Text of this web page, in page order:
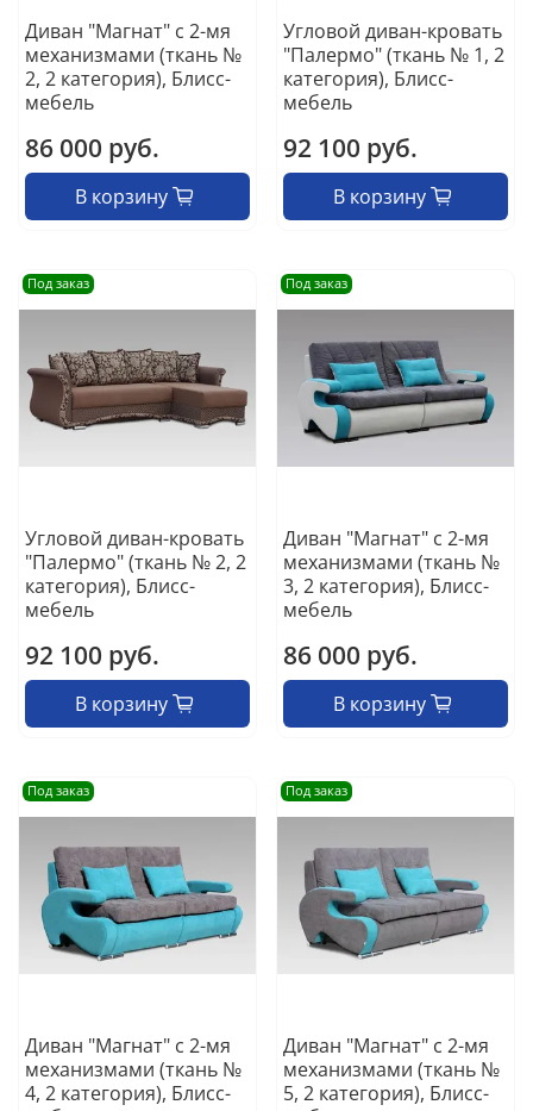
Диван "Магнат" с 2-мя
механизмами (ткань №
2, 2 категория), Блисс-
мебель
86 000 руб.
В корзину
Угловой диван-кровать
"Палермо" (ткань № 1, 2
категория), Блисс-
мебель
92 100 руб.
В корзину
Под заказ
Угловой диван-кровать
"Палермо" (ткань № 2, 2
категория), Блисс-
мебель
92 100 руб.
В корзину
Под заказ
Диван "Магнат" с 2-мя
механизмами (ткань №
3, 2 категория), Блисс-
мебель
86 000 руб.
В корзину
Под заказ
Диван "Магнат" с 2-мя
механизмами (ткань №
4, 2 категория), Блисс-
Под заказ
Диван "Магнат" с 2-мя
механизмами (ткань №
5, 2 категория), Блисс-